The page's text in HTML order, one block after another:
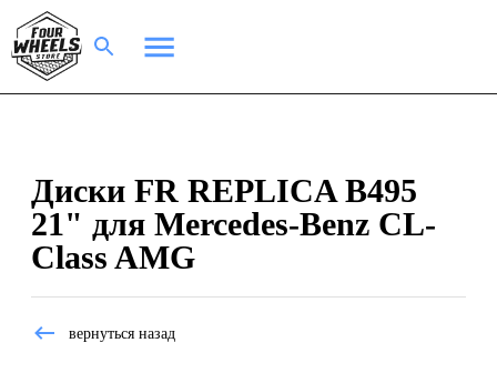
Диски FR REPLICA B495
21" для Mercedes-Benz CL-
Class AMG
вернуться назад